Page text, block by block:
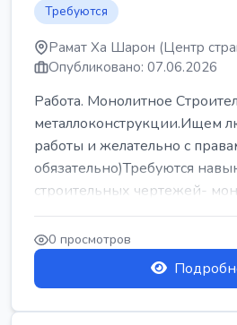
Требуются
Рамат Ха Шарон (Центр
Опубликовано: 07.06.2026
Работа. Монолитное
металлоконструкции.Ищем
работы и желательно с
обязательно)Требуются
строительных чертежей-
армокаркасыОпл...
0 просмотров